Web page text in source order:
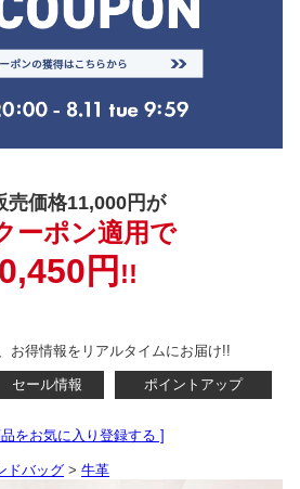
売価格11,000円が
ーポン適用で
円 !!
お得情報をリアルタイムにお届け!!
セール情報 ポイントアップ
をお気に入り登録する ]
ドバッグ > 牛革